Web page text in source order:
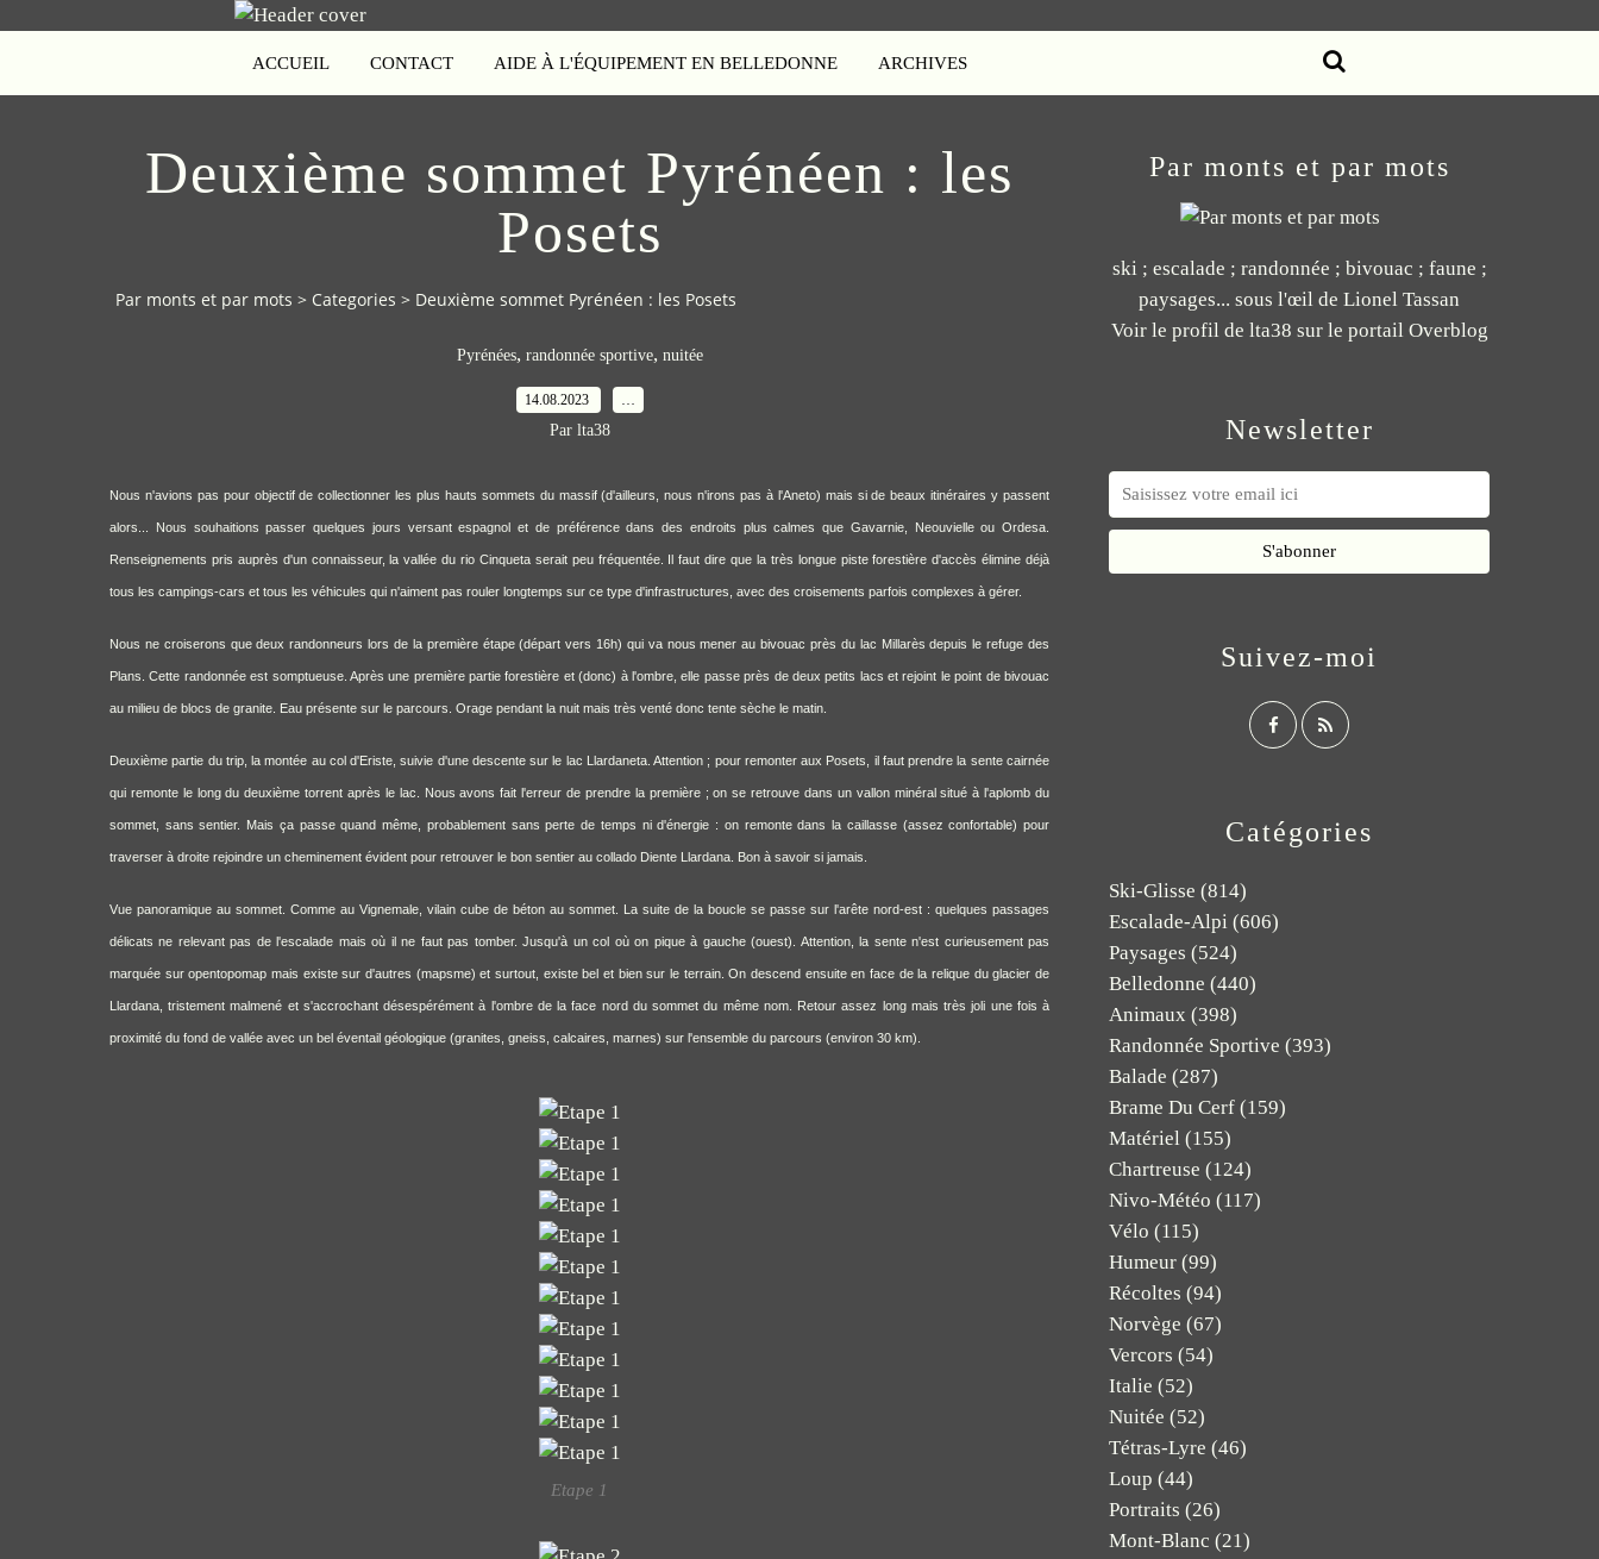
ACCUEIL CONTACT AIDE À L'ÉQUIPEMENT EN BELLEDONNE ARCHIVES
Deuxième sommet Pyrénéen : les
Posets
Par monts et par mots > Categories > Deuxième sommet Pyrénéen : les Posets
Pyrénées, randonnée sportive, nuitée
14.08.2023
Par lta38
Nous n'avions pas pour objectif de collectionner les plus hauts sommets du massif (d'ailleurs, nous n'irons pas à l'Aneto) mais si de beaux itinéraires y passent
alors... Nous souhaitions passer quelques jours versant espagnol et de préférence dans des endroits plus calmes que Gavarnie, Neouvielle ou Ordesa.
Renseignements pris auprès d'un connaisseur, la vallée du rio Cinqueta serait peu fréquentée. Il faut dire que la très longue piste forestière d'accès élimine déjà
tous les campings-cars et tous les véhicules qui n'aiment pas rouler longtemps sur ce type d'infrastructures, avec des croisements parfois complexes à gérer.
Nous ne croiserons que deux randonneurs lors de la première étape (départ vers 16h) qui va nous mener au bivouac près du lac Millarès depuis le refuge des
Plans. Cette randonnée est somptueuse. Après une première partie forestière et (donc) à l'ombre, elle passe près de deux petits lacs et rejoint le point de bivouac
au milieu de blocs de granite. Eau présente sur le parcours. Orage pendant la nuit mais très venté donc tente sèche le matin.
Deuxième partie du trip, la montée au col d'Eriste, suivie d'une descente sur le lac Llardaneta. Attention ; pour remonter aux Posets, il faut prendre la sente cairnée
qui remonte le long du deuxième torrent après le lac. Nous avons fait l'erreur de prendre la première ; on se retrouve dans un vallon minéral situé à l'aplomb du
sommet, sans sentier. Mais ça passe quand même, probablement sans perte de temps ni d'énergie : on remonte dans la caillasse (assez confortable) pour
traverser à droite rejoindre un cheminement évident pour retrouver le bon sentier au collado Diente Llardana. Bon à savoir si jamais.
Vue panoramique au sommet. Comme au Vignemale, vilain cube de béton au sommet. La suite de la boucle se passe sur l'arête nord-est : quelques passages
délicats ne relevant pas de l'escalade mais où il ne faut pas tomber. Jusqu'à un col où on pique à gauche (ouest). Attention, la sente n'est curieusement pas
marquée sur opentopomap mais existe sur d'autres (mapsme) et surtout, existe bel et bien sur le terrain. On descend ensuite en face de la relique du glacier de
Llardana, tristement malmené et s'accrochant désespérément à l'ombre de la face nord du sommet du même nom. Retour assez long mais très joli une fois à
proximité du fond de vallée avec un bel éventail géologique (granites, gneiss, calcaires, marnes) sur l'ensemble du parcours (environ 30 km).
Etape 1
Newsletter
Catégories
Ski-Glisse (814)
Escalade-Alpi (606)
Paysages (524)
Belledonne (440)
Animaux (398)
Randonnée Sportive (393)
Balade (287)
Brame Du Cerf (159)
Matériel (155)
Chartreuse (124)
Nivo-Météo (117)
Vélo (115)
Humeur (99)
Récoltes (94)
Norvège (67)
Vercors (54)
Italie (52)
Nuitée (52)
Tétras-Lyre (46)
Loup (44)
Portraits (26)
Mont-Blanc (21)
Par monts et par mots
ski ; escalade ; randonnée ; bivouac ; faune ;
paysages... sous l'œil de Lionel Tassan
Voir le profil de lta38 sur le portail Overblog
Suivez-moi